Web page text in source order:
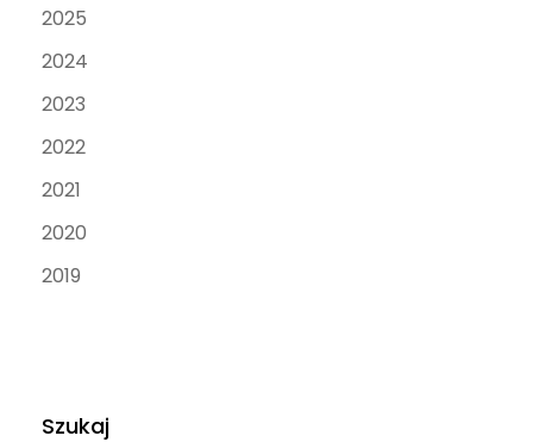
2025
2024
2023
2022
2021
2020
2019
Szukaj